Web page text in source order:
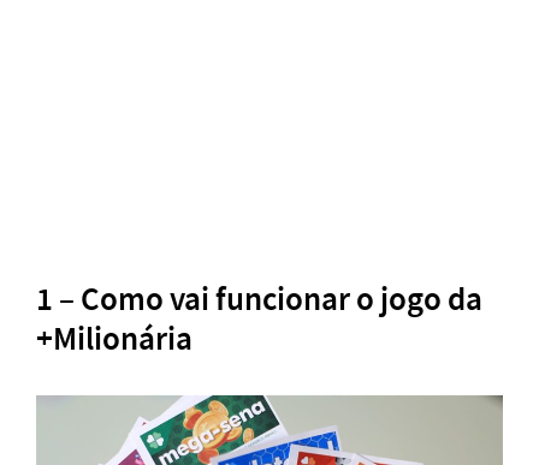
1 – Como vai funcionar o jogo da
+Milionária